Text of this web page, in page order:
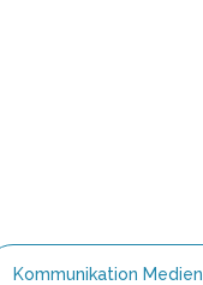
Kommunikation Medien